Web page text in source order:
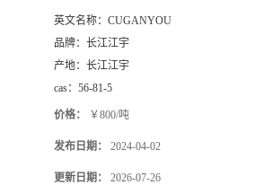
英文名称： CUGANYOU
品牌： 长江江宇
产地： 长江江宇
cas： 56-81-5
价格： ￥800/吨
发布日期： 2024-04-02
更新日期： 2026-07-26